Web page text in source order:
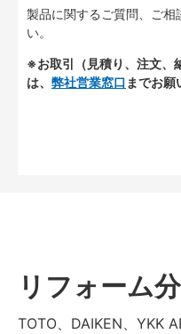
製品に関するご質問、ご相
い。
※お取引（見積り、注文、
は、 弊社営業窓口 までお願
リフォーム
TOTO、DAIKEN、YKK